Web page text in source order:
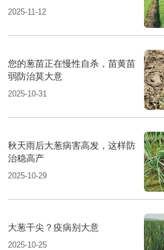
2025-11-12
您的葱苗正在慢性自杀，苗黄苗
弱防治莫大意
2025-10-31
秋天雨后大葱病害高发，这样防
治稳高产
2025-10-29
大葱干尖？疫病别大意
2025-10-25